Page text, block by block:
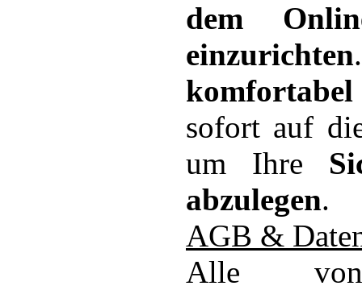
dem
einzurichten
komfortabel
sofort auf
um Ihre
abzulegen.
AGB &
Alle von